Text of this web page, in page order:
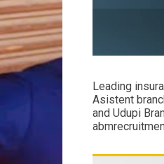
Leading
Asistent
and Udupi